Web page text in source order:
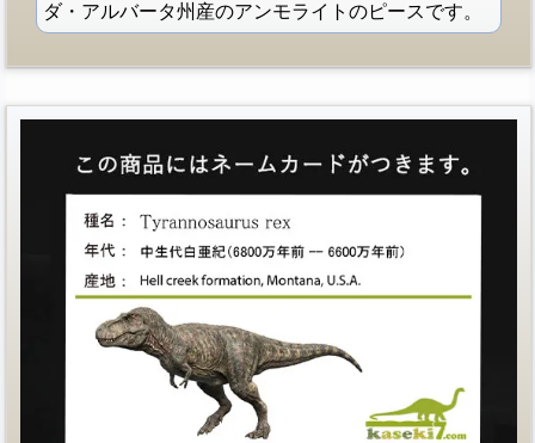
ダ・アルバータ州産のアンモライトのピースです。